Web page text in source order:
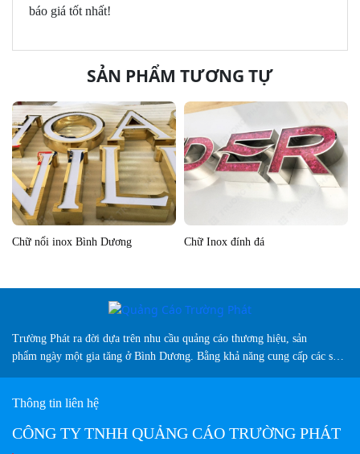
báo giá tốt nhất!
SẢN PHẨM TƯƠNG TỰ
Chữ nổi inox Bình Dương Chữ Inox đính đá
Trường Phát ra đời dựa trên nhu cầu quảng cáo thương hiệu, sản
phẩm ngày một gia tăng ở Bình Dương. Bằng khả năng cung cấp các sản
Thông tin liên hệ
CÔNG TY TNHH QUẢNG CÁO TRƯỜNG PHÁT